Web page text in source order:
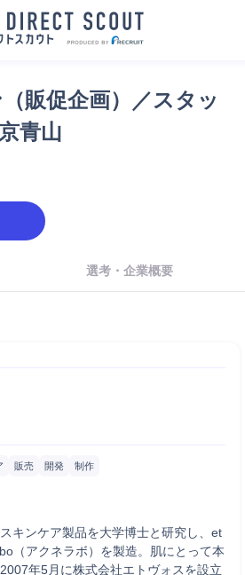
販促企画）／スタッ
青山
選考・企業概要
販売 開発 制作
キンケア製品を大学博士と研究し、et
（アクネラボ）を製造。肌にとって本
年5月に株式会社エトヴォスを設立